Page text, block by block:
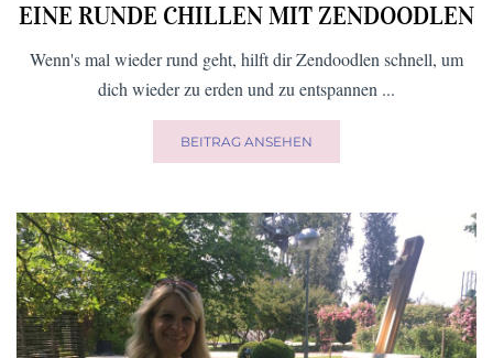
EINE RUNDE CHILLEN MIT ZENDOODLEN
Wenn's mal wieder rund geht, hilft dir Zendoodlen schnell, um
dich wieder zu erden und zu entspannen ...
BEITRAG ANSEHEN